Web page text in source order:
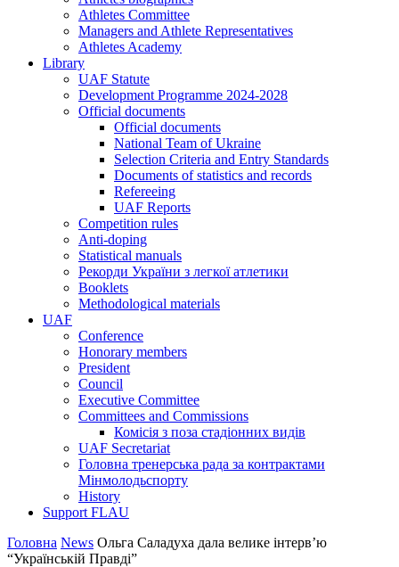
Athletes Committee
Managers and Athlete Representatives
Athletes Academy
Library
UAF Statute
Development Programme 2024-2028
Official documents
Official documents
National Team of Ukraine
Selection Criteria and Entry Standards
Documents of statistics and records
Refereeing
UAF Reports
Competition rules
Anti-doping
Statistical manuals
Рекорди України з легкої атлетики
Booklets
Methodological materials
UAF
Conference
Honorary members
President
Council
Executive Committee
Committees and Commissions
Комісія з поза стадіонних видів
UAF Secretariat
Головна тренерська рада за контрактами
Мінмолодьспорту
History
Support FLAU
Головна News Ольга Саладуха дала велике інтервʼю
“Українській Правді”